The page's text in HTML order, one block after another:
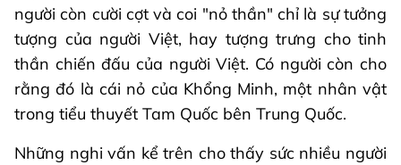
người còn cười cợt và coi "nỏ thần" chỉ là sự tưởng
tượng của người Việt, hay tượng trưng cho tinh
thần chiến đấu của người Việt. Có người còn cho
rằng đó là cái nỏ của Khổng Minh, một nhân vật
trong tiểu thuyết Tam Quốc bên Trung Quốc.
Những nghi vấn kể trên cho thấy sức nhiều người